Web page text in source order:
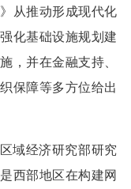
从推动形成现代化
化基础设施规划建
，并在金融支持、
保障等多方位给出
域经济研究部研究
西部地区在构建网